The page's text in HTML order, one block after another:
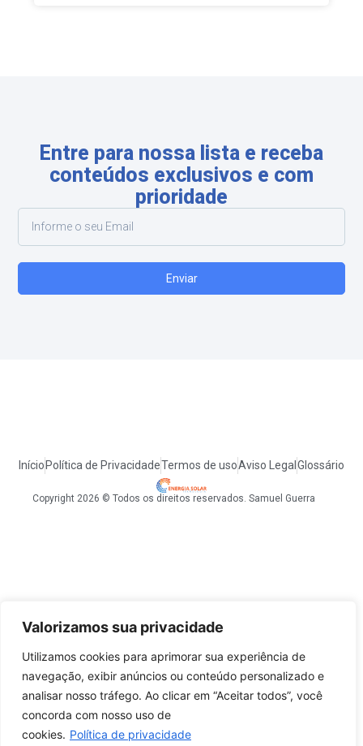
Valorizamos sua privacidade
Utilizamos cookies para aprimorar sua experiência de
navegação, exibir anúncios ou conteúdo personalizado e
analisar nosso tráfego. Ao clicar em “Aceitar todos”, você
concorda com nosso uso de
cookies. Política de privacidade
Entre para nossa lista e receba
conteúdos exclusivos e com
prioridade
Enviar
Início Política de PrivacidadeTermos de usoAviso Legal Glossário
Copyright 2026 © Todos os direitos reservados. Samuel Guerra